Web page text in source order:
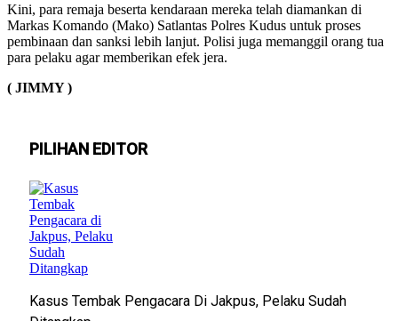
Kini, para remaja beserta kendaraan mereka telah diamankan di
Markas Komando (Mako) Satlantas Polres Kudus untuk proses
pembinaan dan sanksi lebih lanjut. Polisi juga memanggil orang tua
para pelaku agar memberikan efek jera.
( JIMMY )
PILIHAN EDITOR
Kasus Tembak Pengacara Di Jakpus, Pelaku Sudah